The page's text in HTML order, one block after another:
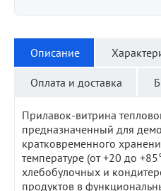
Описание
Оплата и доставка
Прилавок-витрина
предназначенный для
кратковременного
температуре (от +20 до
хлебобулочных и
продуктов в